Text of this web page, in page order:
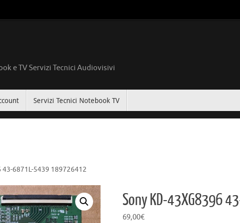
e TV Servizi Tecnici Audiovisivi
Servizi Tecnici Notebook TV
43-6871L-5439 189726412
Sony KD-43XG8396
69,00€